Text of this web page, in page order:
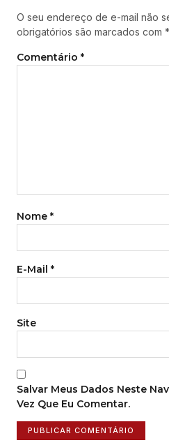
O seu endereço de e-mail não
obrigatórios são marcados com *
Comentário *
Nome *
E-Mail *
Site
Salvar Meus Dados Neste
Vez Que Eu Comentar.